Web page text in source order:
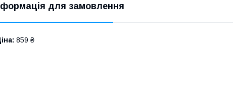
для замовлення
859 ₴